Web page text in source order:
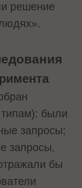
решение
были
запросы;
запросы,
бы